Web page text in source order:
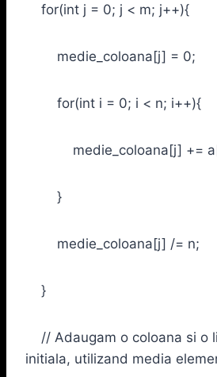
for(int j = 0; j < m; j++){
medie_coloana[j] = 0;
for(int i = 0; i < n; i++){
medie_coloana[j] +=
}
medie_coloana[j] /= n;
}
// Adaugam o coloana si o
initiala, utilizand media